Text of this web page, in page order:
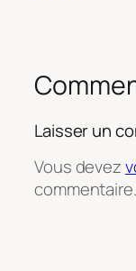
Laisser un
Vous devez
commentaire.